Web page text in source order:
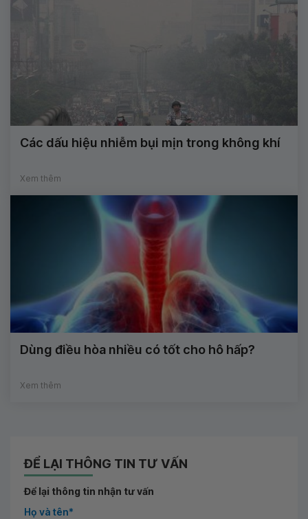
Các dấu hiệu nhiễm bụi mịn trong không khí
Xem thêm
Dùng điều hòa nhiều có tốt cho hô hấp?
Xem thêm
ĐỂ LẠI THÔNG TIN TƯ VẤN
Để lại thông tin nhận tư vấn
Họ và tên*